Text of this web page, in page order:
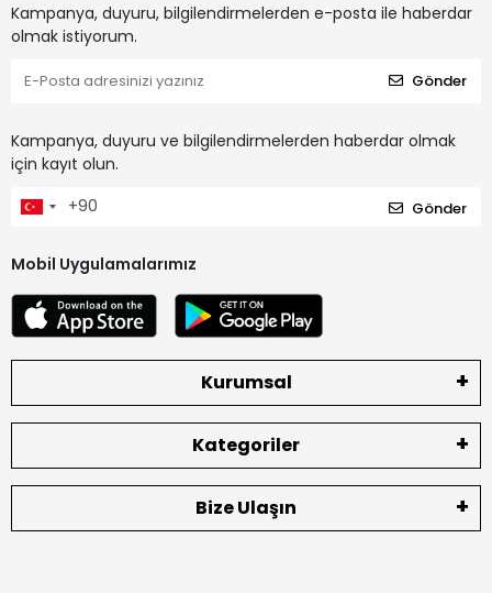
Kampanya, duyuru, bilgilendirmelerden e-posta ile haberdar
olmak istiyorum.
Gönder
Kampanya, duyuru ve bilgilendirmelerden haberdar olmak
için kayıt olun.
Gönder
Mobil Uygulamalarımız
Kurumsal
Kategoriler
Bize Ulaşın